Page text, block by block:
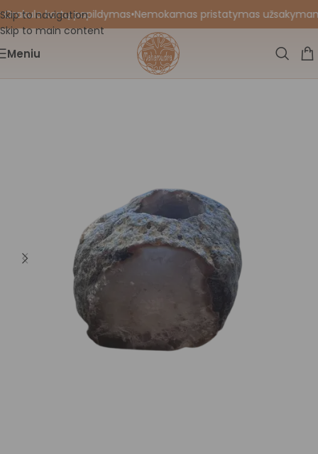
Skip to navigation
Skip to main content
kortų papildymas•Nemokamas pristatymas
Meniu